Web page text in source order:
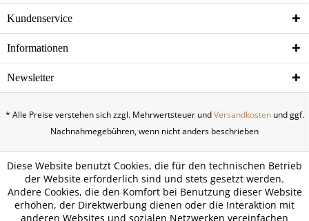
Kundenservice
Informationen
Newsletter
* Alle Preise verstehen sich zzgl. Mehrwertsteuer undVersandkostenund ggf.
Nachnahmegebühren, wenn nicht anders beschrieben
Diese Website benutzt Cookies, die für den technischen Betrieb
der Website erforderlich sind und stets gesetzt werden.
Andere Cookies, die den Komfort bei Benutzung dieser Website
erhöhen, der Direktwerbung dienen oder die Interaktion mit
anderen Websites und sozialen Netzwerken vereinfachen